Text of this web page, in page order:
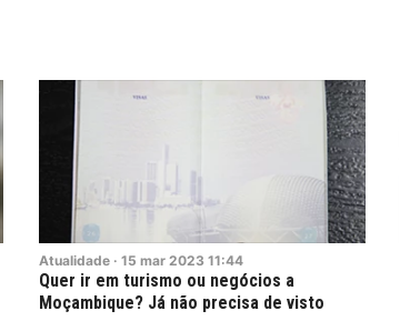
Atualidade · 15 mar 2023 11:44
Quer ir em turismo ou negócios a
Moçambique? Já não precisa de visto